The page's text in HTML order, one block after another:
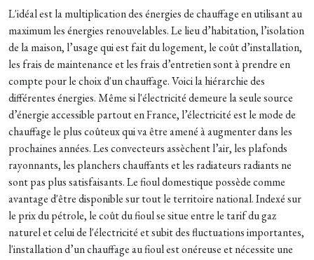
L'idéal est la multiplication des énergies de chauffage en utilisant au
maximum les énergies renouvelables. Le lieu d’habitation, l’isolation
de la maison, l’usage qui est fait du logement, le coût d’installation,
les frais de maintenance et les frais d’entretien sont à prendre en
compte pour le choix d'un chauffage. Voici la hiérarchie des
différentes énergies. Même si l'électricité demeure la seule source
d’énergie accessible partout en France, l’électricité est le mode de
chauffage le plus coûteux qui va être amené à augmenter dans les
prochaines années. Les convecteurs assèchent l’air, les plafonds
rayonnants, les planchers chauffants et les radiateurs radiants ne
sont pas plus satisfaisants. Le fioul domestique possède comme
avantage d'être disponible sur tout le territoire national. Indexé sur
le prix du pétrole, le coût du fioul se situe entre le tarif du gaz
naturel et celui de l'électricité et subit des fluctuations importantes,
l'installation d’un chauffage au fioul est onéreuse et nécessite une